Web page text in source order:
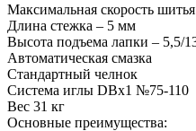
Максимальная скорость
Длина стежка – 5 мм
Высота подъема лапки – 5,5/
Автоматическая смазка
Стандартный челнок
Система иглы DBx1 №75-110
Вес 31 кг
Основные преимущества: